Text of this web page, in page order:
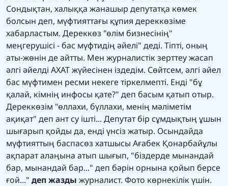
Сондықтан, халыққа жанашыр депутатқа көмек
болсын деп, мүфтияттағы құпия дереккөзіме
хабарластым. Дереккөз "өлім бизнесінің"
меңгерушісі - бас мүфтидің әйелі" деді. Тіпті, оның
аты-жөнін де айтты. Мен журналистік зерттеу жасап
әлгі әйелді АХАТ жүйесінен іздедім. Сөйтсем, әлгі әйел
бас мүфтимен ресми некеге тіркелмепті. Енді "бұ
қалай, кімнің инфосы қате?" деп басым қатып отыр.
Дереккөзім "өллахи, бүллахи, менің мәліметім
ақиқат" деп ант су ішті... Депутат бір сұмдықтың ұшын
шығарып қойды да, енді үнсіз жатыр. Осындайда
мүфтияттың баспасөз хатшысы Ағабек Қонарбайұлы
ақпарат алаңына атып шығып, "біздерде мынандай
бар, мынандай бар..." деп бәрін орнына қойып берсе
ғой..." деп жазды журналист. Фото көрнекілік үшін.